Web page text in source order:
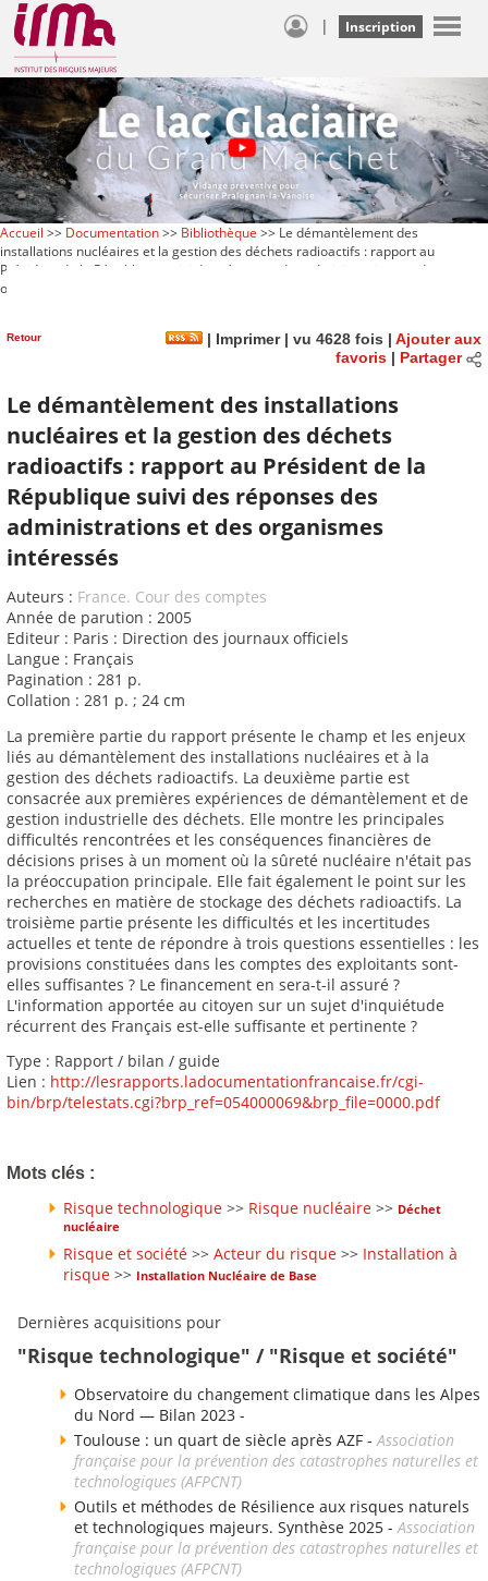
| Inscription
Accueil >> Documentation>> Bibliothèque >> Le démantèlement des
installations nucléaires et la gestion des déchets radioactifs : rapport au
Président de la République suivi des réponses des administrations et des
organismes intéressés
Retour | Imprimer| vu 4628 fois | Ajouter aux
favoris| Partager
Le démantèlement des installations
nucléaires et la gestion des déchets
radioactifs : rapport au Président de la
République suivi des réponses des
administrations et des organismes
intéressés
Auteurs : France. Cour des comptes
Année de parution : 2005
Editeur : Paris : Direction des journaux officiels
Langue : Français
Pagination : 281 p.
Collation : 281 p. ; 24 cm
La première partie du rapport présente le champ et les enjeux
liés au démantèlement des installations nucléaires et à la
gestion des déchets radioactifs. La deuxième partie est
consacrée aux premières expériences de démantèlement et de
gestion industrielle des déchets. Elle montre les principales
difficultés rencontrées et les conséquences financières de
décisions prises à un moment où la sûreté nucléaire n'était pas
la préoccupation principale. Elle fait également le point sur les
recherches en matière de stockage des déchets radioactifs. La
troisième partie présente les difficultés et les incertitudes
actuelles et tente de répondre à trois questions essentielles : les
provisions constituées dans les comptes des exploitants sont-
elles suffisantes ? Le financement en sera-t-il assuré ?
L'information apportée au citoyen sur un sujet d'inquiétude
récurrent des Français est-elle suffisante et pertinente ?
Type : Rapport / bilan / guide
Lien : http://lesrapports.ladocumentationfrancaise.fr/cgi-
bin/brp/telestats.cgi?brp_ref=054000069&brp_file=0000.pdf
Mots clés :
Risque technologique >> Risque nucléaire >> Déchet
nucléaire
Risque et société >> Acteur du risque >> Installation à
risque >> Installation Nucléaire de Base
Dernières acquisitions pour
"Risque technologique" / "Risque et société"
Observatoire du changement climatique dans les Alpes
du Nord — Bilan 2023 -
Toulouse : un quart de siècle après AZF - Association
française pour la prévention des catastrophes naturelles et
technologiques (AFPCNT)
Outils et méthodes de Résilience aux risques naturels
et technologiques majeurs. Synthèse 2025 - Association
française pour la prévention des catastrophes naturelles et
technologiques (AFPCNT)